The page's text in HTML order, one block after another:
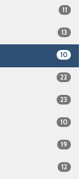
11
13
10
22
23
10
19
12